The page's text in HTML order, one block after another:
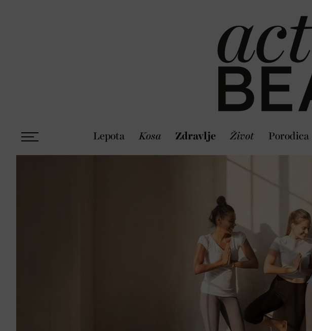
Lepota Kosa Zdravlje Život Porodica